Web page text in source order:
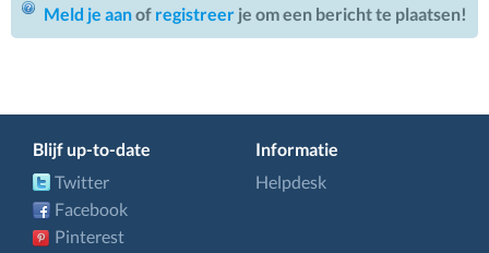
Meld je aanof registreer je om een bericht te plaatsen!
Blijf up-to-date
Twitter
Facebook
Pinterest
Informatie
Helpdesk